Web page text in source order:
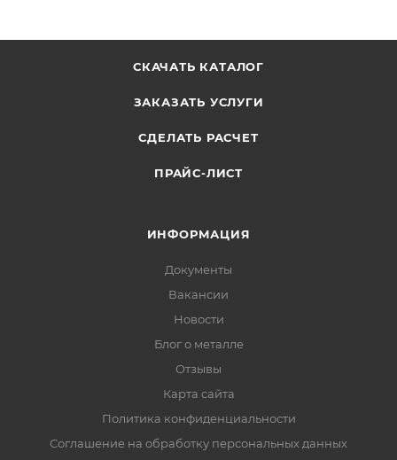
СКАЧАТЬ КАТАЛОГ
ЗАКАЗАТЬ УСЛУГИ
СДЕЛАТЬ РАСЧЕТ
ПРАЙС-ЛИСТ
ИНФОРМАЦИЯ
Документы
Вакансии
Новости
Блог о металле
Отзывы
Карта сайта
Политика конфиденциальности
Соглашение на обработку персональных данных